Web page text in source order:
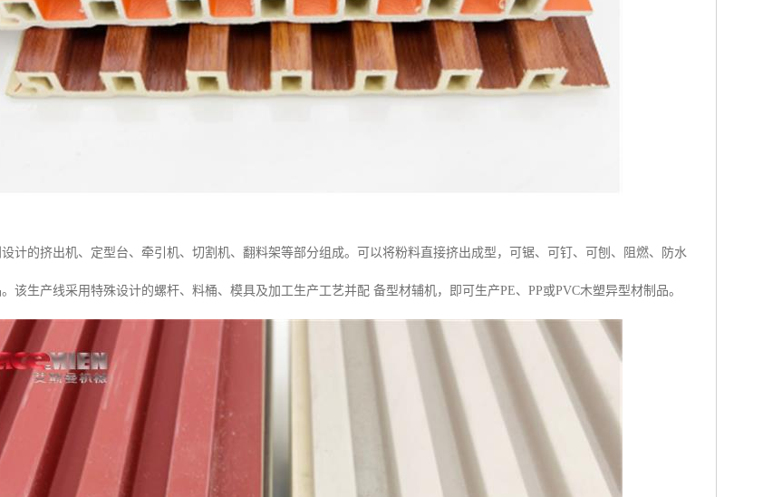
计的挤出机、定型台、牵引机、切割机、翻料架等部分组成。可以将粉料直接挤出成型，可锯、可钉、可刨、阻燃、防水
该生产线采用特殊设计的螺杆、料桶、模具及加工生产工艺并配 备型材辅机，即可生产PE、PP或PVC木塑异型材制品。